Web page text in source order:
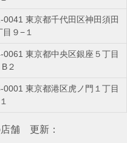
0041 東京都千代田区神田須田
目９−１
0061 東京都中央区銀座５丁目
２
0001 東京都港区虎ノ門１丁目
店舗 更新：